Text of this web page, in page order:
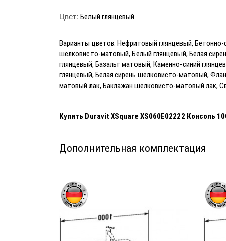
Цвет: Белый глянцевый
Варианты цветов: Нефритовый глянцевый,
шелковисто-матовый, Белый глянцевый, Белая
глянцевый, Базальт матовый, Каменно-синий
глянцевый, Белая сирень шелковисто-матовый,
матовый лак, Баклажан шелковисто-матовый лак,
Купить Duravit XSquare XS060E02222 Консоль
Дополнительная комплектация